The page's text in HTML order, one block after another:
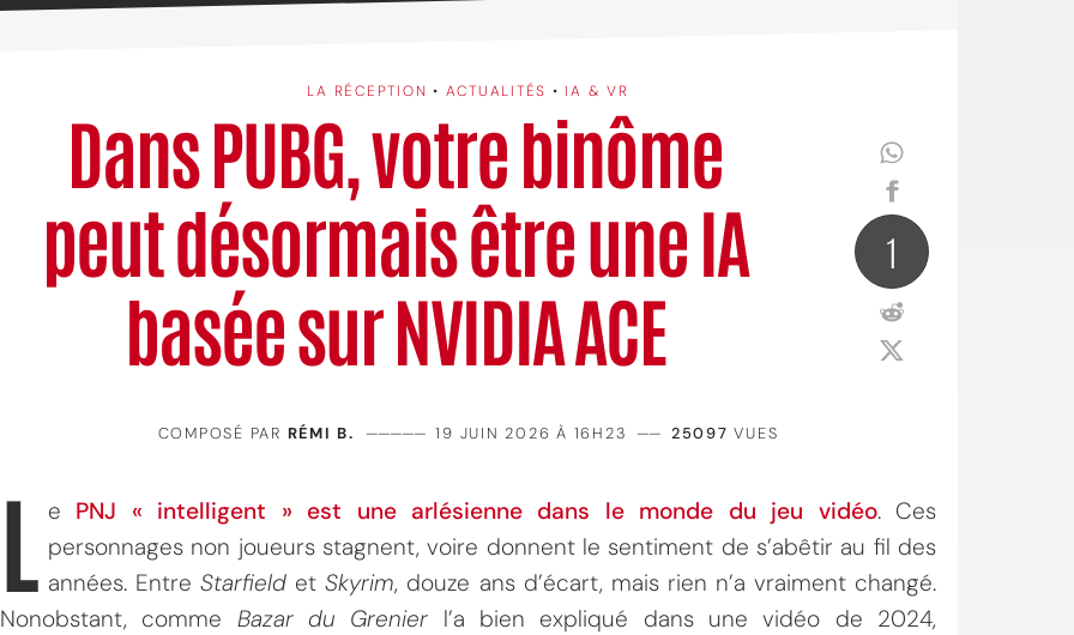
LA RÉCEPTION • ACTUALITÉS • IA & VR
Dans PUBG, votre binôme
peut désormais être une IA
basée sur NVIDIA ACE
1
COMPOSÉ PAR RÉMI B. ————— 19 JUIN 2026 À 16H23 —— 25097 VUES
L e PNJ « intelligent » est une arlésienne dans le monde du jeu vidéo. Ces
personnages non joueurs stagnent, voire donnent le sentiment de s’abêtir au fil des
années. EntreStarfield etSkyrim, douze ans d’écart, mais rien n’a vraiment changé.
Nonobstant, comme Bazar du Grenier l’a bien expliqué dans une vidéo de 2024,